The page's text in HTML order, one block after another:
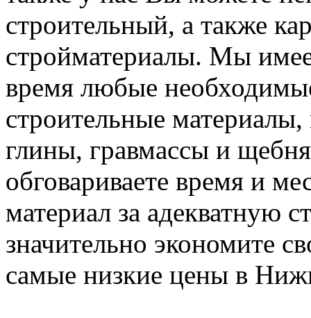
строительный, а также
стройматериалы. Мы
время любые
строительные материалы,
глины, гравмассы и
обговариваете время и
материал за адекватную
значительно экономите
самые низкие цены в